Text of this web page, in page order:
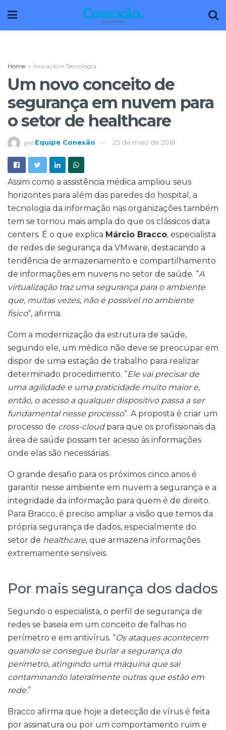
Home Inovação e Tecnologia
Um novo conceito de
segurança em nuvem para
o setor de healthcare
por Equipe Conexão 25 de maio de 2018
Assim como a assistência médica ampliou seus
horizontes para além das paredes do hospital, a
tecnologia da informação nas organizações também
tem se tornou mais ampla do que os clássicos data
centers. É o que explica Márcio Bracco, especialista
de redes de segurança da VMware, destacando a
tendência de armazenamento e compartilhamento
de informações em nuvens no setor de saúde. “A
virtualização traz uma segurança para o ambiente
que, muitas vezes, não é possível no ambiente
físico“, afirma.
Com a modernização da estrutura de saúde,
segundo ele, um médico não deve se preocupar em
dispor de uma estação de trabalho para realizar
determinado procedimento. “Ele vai precisar de
uma agilidade e uma praticidade muito maior e,
então, o acesso a qualquer dispositivo passa a ser
fundamental nesse processo“. A proposta é criar um
processo de cross-cloud para que os profissionais da
área de saúde possam ter acesso às informações
onde elas são necessárias.
O grande desafio para os próximos cinco anos é
garantir nesse ambiente em nuvem a segurança e a
integridade da informação para quem é de direito.
Para Bracco, é preciso ampliar a visão que temos da
própria segurança de dados, especialmente do
setor de healthcare, que armazena informações
extremamente sensíveis.
Por mais segurança dos dados
Segundo o especialista, o perfil de segurança de
redes se baseia em um conceito de falhas no
perímetro e em antivírus. “Os ataques acontecem
quando se consegue burlar a segurança do
perímetro, atingindo uma máquina que sai
contaminando lateralmente outras que estão em
rede.”
Bracco afirma que hoje a detecção de vírus é feita
por assinatura ou por um comportamento ruim e